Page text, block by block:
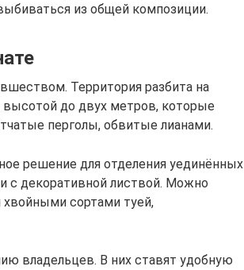
из общей композиции.
Территория разбита на
до двух метров, которые
перголы, обвитые лианами.
решение для отделения уединённых
с декоративной листвой. Можно
хвойными сортами туей,
владельцев. В них ставят удобную